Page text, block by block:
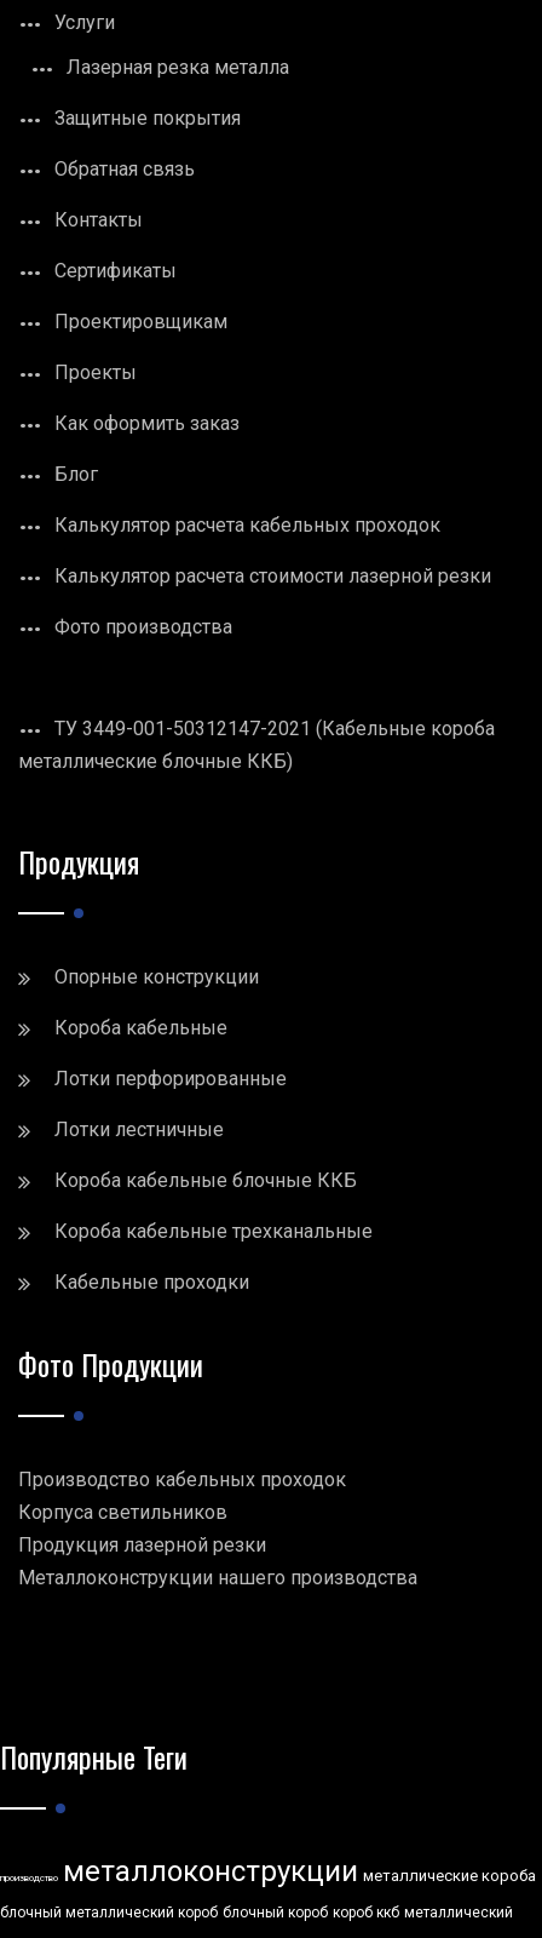
Услуги
Лазерная резка металла
Защитные покрытия
Обратная связь
Контакты
Сертификаты
Проектировщикам
Проекты
Как оформить заказ
Блог
Калькулятор расчета кабельных проходок
Калькулятор расчета стоимости лазерной резки
Фото производства
ТУ 3449-001-50312147-2021 (Кабельные короба
металлические блочные ККБ)
Продукция
Опорные конструкции
Короба кабельные
Лотки перфорированные
Лотки лестничные
Короба кабельные блочные ККБ
Короба кабельные трехканальные
Кабельные проходки
Фото Продукции
Производство кабельных проходок
Корпуса светильников
Продукция лазерной резки
Металлоконструкции нашего производства
Популярные Теги
производство металлоконструкции металлические короба
блочный металлический короб блочный короб короб ккб металлический